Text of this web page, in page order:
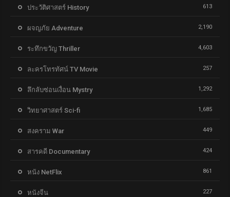
ประวัติศาสตร์ History 613
ผจญภัย Adventure 2,190
ระทึกขวัญ Thriller 4,603
ละครโทรทัศน์ TV Movie 257
ลึกลับซ่อนเงื่อน Mystry 1,292
วิทยาศาสตร์ Sci-fi 1,685
สงคราม War 449
สารคดี Documentary 424
หนัง NetFlix 861
หนังจีน 227